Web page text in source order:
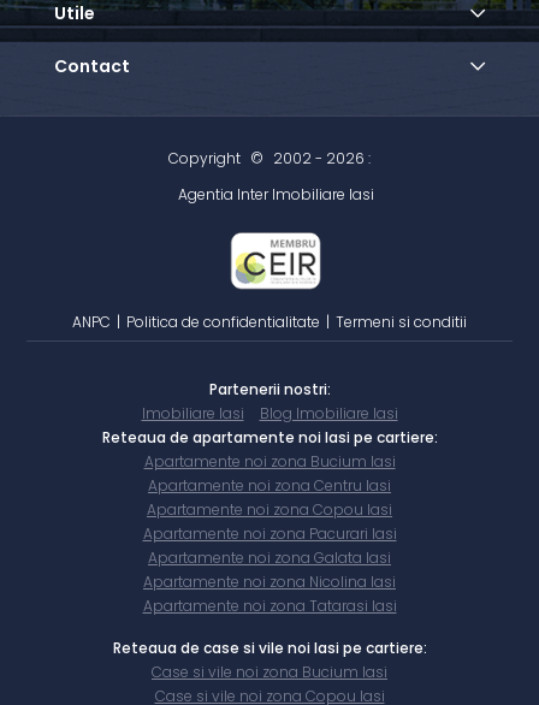
Utile
Contact
Copyright © 2002 - 2026 :
Agentia Inter Imobiliare Iasi
ANPC | Politica de confidentialitate | Termeni si conditii
Partenerii nostri:
Imobiliare Iasi
Blog Imobiliare Iasi
Reteaua de apartamente noi Iasi pe cartiere:
Apartamente noi zona Bucium Iasi
Apartamente noi zona Centru Iasi
Apartamente noi zona Copou Iasi
Apartamente noi zona Pacurari Iasi
Apartamente noi zona Galata Iasi
Apartamente noi zona Nicolina Iasi
Apartamente noi zona Tatarasi Iasi
Reteaua de case si vile noi Iasi pe cartiere:
Case si vile noi zona Bucium Iasi
Case si vile noi zona Copou Iasi